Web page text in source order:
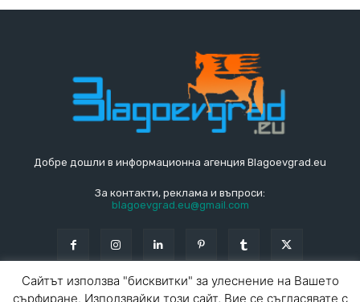
Добре дошли в информационна агенция Blagoevgrad.eu
За контакти, реклама и въпроси:
blagoevgrad.eu@gmail.com
Сайтът използва "бисквитки" за улеснение на Вашето
сърфиране. Използвайки този сайт, Вие се съгласявате с